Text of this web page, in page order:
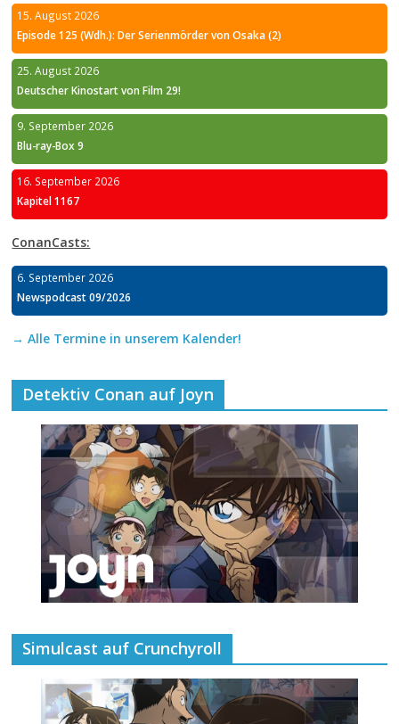
15. August 2026
Episode 125 (Wdh.): Der Serienmörder von Osaka (2)
25. August 2026
Deutscher Kinostart von Film 29!
9. September 2026
Blu-ray-Box 9
16. September 2026
Kapitel 1167
ConanCasts:
6. September 2026
Newspodcast 09/2026
→ Alle Termine in unserem Kalender!
Detektiv Conan auf Joyn
Simulcast auf Crunchyroll